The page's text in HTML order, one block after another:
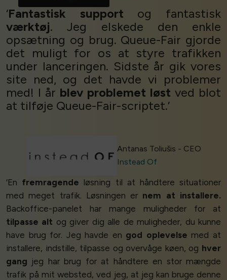
‘Fantastisk support og fantastisk
værktøj. Jeg elskede den enkle
opsætning og brug. Queue-Fair gjorde
det muligt for os at styre trafikken
under lanceringen. Sidste år gik vores
site ned, og det havde vi problemer
med! I år blev problemet løst ved blot
at tilføje Queue-Fair-scriptet.’
Antanas Toliušis - CEO
Instead Of
‘En fremragende løsning til at håndtere situationer
med meget trafik. Løsningen er nem at installere.
Backoffice-panelet har mange muligheder for at
tilpasse alt og giver dig alle de muligheder, du kunne
have brug for. Jeg havde en god oplevelse med at
installere, indstille, tilpasse og overvåge køen, og hver
gang jeg har brug for at håndtere en stor mængde
trafik på mit websted, ved jeg, at jeg kan bruge denne